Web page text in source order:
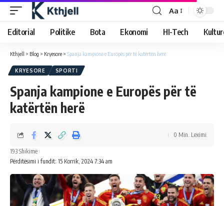
Aa
Editorial Politike Bota Ekonomi HI-Tech
Kthjell > Blog > Kryesore > Spanja kampione e Europës për të katërtën herë
KRYESORE SPORTI
Spanja kampione e Europës për të
katërtën herë
Përditësimi i fundit: 15 Korrik, 2024 7:34 am
193 Shikime
0 Min. Leximi